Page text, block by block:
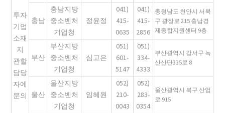
투자
기업
소재
지
관할
담당
자에
문의
충남
충남지방
중소벤처
기업청
정윤정
041)
415-
0635
041)
415-
2856
충청남도 천안시 서북
구 광장로 215 충남경
제종합지원센터 9층
부산
부산지방
중소벤처
기업청
심고은
051)
601-
5147
051)
334-
4333
부산광역시 강서구 녹
산산단335로 8
울산
울산지방
중소벤처
기업청
임혜원
052)
210-
0043
052)
283-
0354
울산광역시 북구 산업
로 915